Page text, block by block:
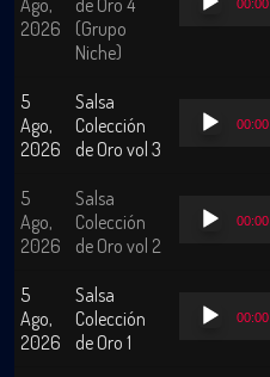
2026
(Grupo
Niche)
00:00
5
Ago,
2026
Salsa
Colección
de Oro vol 3
Reproductor
00:00
5
Ago,
2026
Salsa
Colección
de Oro vol 2
Reproductor
00:00
5
Ago,
2026
Salsa
Colección
de Oro 1
Reproductor
00:00